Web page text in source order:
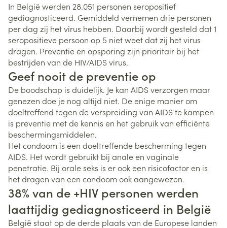
In België werden 28.051 personen seropositief
gediagnosticeerd. Gemiddeld vernemen drie personen
per dag zij het virus hebben. Daarbij wordt gesteld dat 1
seropositieve persoon op 5 niet weet dat zij het virus
dragen. Preventie en opsporing zijn prioritair bij het
bestrijden van de HIV/AIDS virus.
Geef nooit de preventie op
De boodschap is duidelijk. Je kan AIDS verzorgen maar
genezen doe je nog altijd niet. De enige manier om
doeltreffend tegen de verspreiding van AIDS te kampen
is preventie met de kennis en het gebruik van efficiënte
beschermingsmiddelen.
Het condoom is een doeltreffende bescherming tegen
AIDS. Het wordt gebruikt bij anale en vaginale
penetratie. Bij orale seks is er ook een risicofactor en is
het dragen van een condoom ook aangewezen.
38% van de +HIV personen werden
laattijdig gediagnosticeerd in België
België staat op de derde plaats van de Europese landen